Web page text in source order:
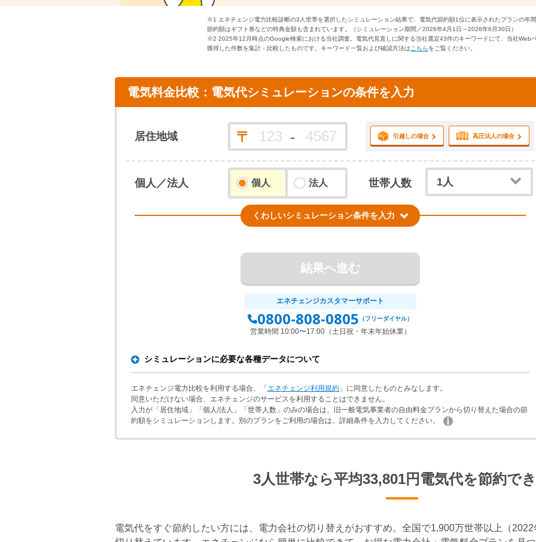
※1 エネチェンジ電力比較診断の3人世帯を選択したシミュレーション結果で、電気代節約額1位に表示されたプランの年
節約額はギフト券などの特典金額も含まれています。（シミュレーション期間／2026年4月1日～2026年6月30日）
※2 2025年12月時点のGoogle検索における当社調査。電気代見直しに関する当社選定43件のキーワードにて、当社Web
獲得した件数を集計・比較したものです。キーワード一覧および確認方法はこちらをご覧ください。
電気料金比較 ： 電気代シミュレーションの条件を入力
居住地域 引越しの場合 高圧法人の場合
個人／法人 個人 法人 世帯人数
くわしいシミュレーション条件を入力
結果へ進む
エネチェンジカスタマーサポート
0800-808-0805 （フリーダイヤル）
営業時間 10:00〜17:00（土日祝・年末年始休業）
シミュレーションに必要な各種データについて
エネチェンジ電力比較を利用する場合、「エネチェンジ利用規約 」に同意したものとみなします。
同意いただけない場合、エネチェンジのサービスを利用することはできません。
入力が「居住地域」「個人/法人」「世帯人数」のみの場合は、旧一般電気事業者の自由料金プランから切り替えた場合の節
約額をシミュレーションします。別のプランをご利用の場合は、詳細条件を入力してください。
3人世帯なら平均33,801円電気代を節約で
電気代をすぐ節約したい方には、電力会社の切り替えがおすすめ。全国で1,900万世帯以上（